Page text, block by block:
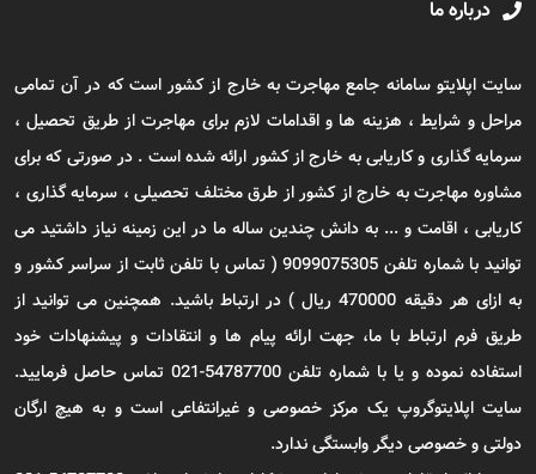
درباره ما
سایت اپلایتو سامانه جامع مهاجرت به خارج از کشور است که در آن تمامی
مراحل و شرایط ، هزینه ها و اقدامات لازم برای مهاجرت از طریق تحصیل ،
سرمایه گذاری و کاریابی به خارج از کشور ارائه شده است . در صورتی که برای
مشاوره مهاجرت به خارج از کشور از طرق مختلف تحصیلی ، سرمایه گذاری ،
کاریابی ، اقامت و ... به دانش چندین ساله ما در این زمینه نیاز داشتید می
توانید با شماره تلفن 9099075305 ( تماس با تلفن ثابت از سراسر کشور و
به ازای هر دقیقه 470000 ریال ) در ارتباط باشید. همچنین می توانید از
طریق فرم ارتباط با ما، جهت ارائه پیام ها و انتقادات و پیشنهادات خود
استفاده نموده و یا با شماره تلفن 54787700-021 تماس حاصل فرمایید.
سایت اپلایتوگروپ یک مرکز خصوصی و غیرانتفاعی است و به هیچ ارگان
دولتی و خصوصی دیگر وابستگی ندارد.